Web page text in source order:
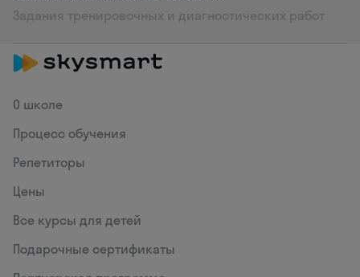
Задания тренировочных и диагностических работ
О школе
Процесс обучения
Репетиторы
Цены
Все курсы для детей
Подарочные сертификаты